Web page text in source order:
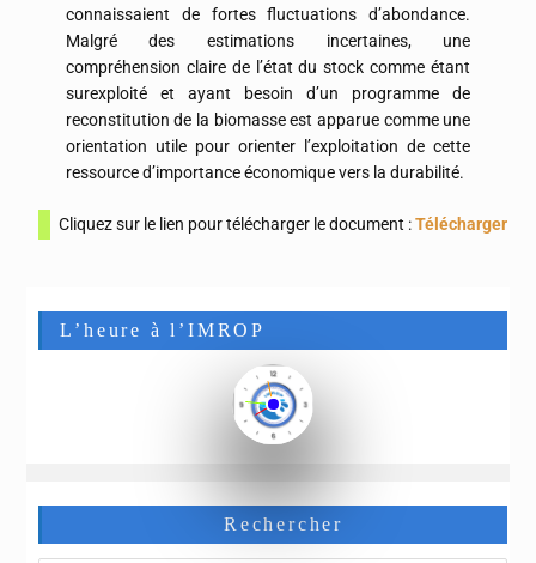
connaissaient de fortes fluctuations d’abondance.
Malgré des estimations incertaines, une
compréhension claire de l’état du stock comme étant
surexploité et ayant besoin d’un programme de
reconstitution de la biomasse est apparue comme une
orientation utile pour orienter l’exploitation de cette
ressource d’importance économique vers la durabilité.
Cliquez sur le lien pour télécharger le document :Télécharger
L’heure à l’IMROP
Rechercher